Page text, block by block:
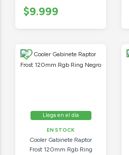
$9.999
Llega en el día
EN STOCK
Cooler Gabinete Raptor
Frost 120mm Rgb Ring